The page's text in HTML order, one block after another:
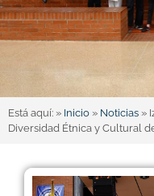
Está aquí: » Inicio » Noticias »
Diversidad Étnica y Cultural